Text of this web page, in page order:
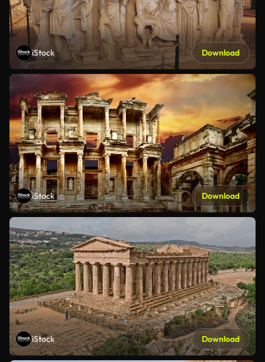
iStock Download
iStock Download
iStock Download